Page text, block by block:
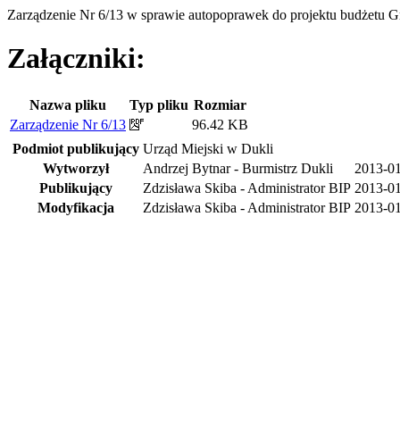
Zarządzenie Nr 6/13 w sprawie autopoprawek do projektu budżetu
Załączniki:
Nazwa pliku Typ pliku Rozmiar
Zarządzenie Nr 6/13
96.42 KB
Podmiot publikujący Urząd Miejski w Dukli
Wytworzył
Andrzej Bytnar - Burmistrz Dukli
2013-
Publikujący
Zdzisława Skiba - Administrator BIP 2013-
Modyfikacja
Zdzisława Skiba - Administrator BIP 2013-